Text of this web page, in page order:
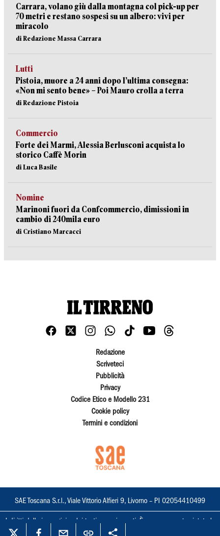
Carrara, volano giù dalla montagna col pick-up per
70 metri e restano sospesi su un albero: vivi per
miracolo
di Redazione Massa Carrara
Lutti
Pistoia, muore a 24 anni dopo l’ultima consegna:
«Non mi sento bene» – Poi Mauro crolla a terra
di Redazione Pistoia
Commercio
Forte dei Marmi, Alessia Berlusconi acquista lo
storico Caffè Morin
di Luca Basile
Nomine
Marinoni fuori da Confcommercio, dimissioni in
cambio di 240mila euro
di Cristiano Marcacci
Redazione
Scriveteci
Pubblicità
Privacy
Codice Etico e Modello 231
Cookie policy
Termini e condizioni
SAE Toscana S.r.l., Viale Vittorio Alfieri 9, Livorno – PI 02054410499
I diritti delle immagini e dei testi sono riservati. È espressamente vietata la
loro riproduzione con qualsiasi mezzo e l'adattamento totale o parziale.